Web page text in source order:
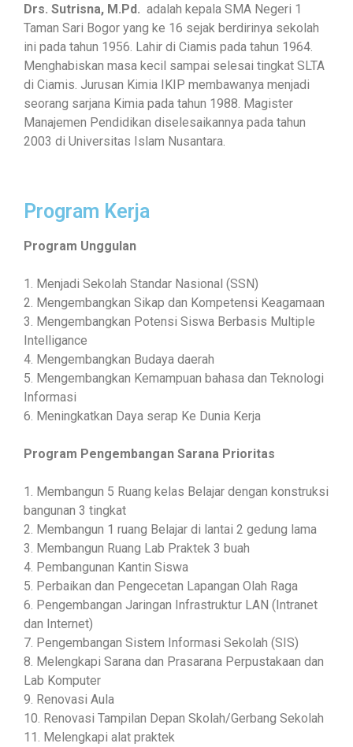
Drs. Sutrisna, M.Pd. adalah kepala SMA Negeri 1
Taman Sari Bogor yang ke 16 sejak berdirinya sekolah
ini pada tahun 1956. Lahir di Ciamis pada tahun 1964.
Menghabiskan masa kecil sampai selesai tingkat SLTA
di Ciamis. Jurusan Kimia IKIP membawanya menjadi
seorang sarjana Kimia pada tahun 1988. Magister
Manajemen Pendidikan diselesaikannya pada tahun
2003 di Universitas Islam Nusantara.
Program Kerja
Program Unggulan
1. Menjadi Sekolah Standar Nasional (SSN)
2. Mengembangkan Sikap dan Kompetensi Keagamaan
3. Mengembangkan Potensi Siswa Berbasis Multiple
Intelligance
4. Mengembangkan Budaya daerah
5. Mengembangkan Kemampuan bahasa dan Teknologi
Informasi
6. Meningkatkan Daya serap Ke Dunia Kerja
Program Pengembangan Sarana Prioritas
1. Membangun 5 Ruang kelas Belajar dengan konstruksi
bangunan 3 tingkat
2. Membangun 1 ruang Belajar di lantai 2 gedung lama
3. Membangun Ruang Lab Praktek 3 buah
4. Pembangunan Kantin Siswa
5. Perbaikan dan Pengecetan Lapangan Olah Raga
6. Pengembangan Jaringan Infrastruktur LAN (Intranet
dan Internet)
7. Pengembangan Sistem Informasi Sekolah (SIS)
8. Melengkapi Sarana dan Prasarana Perpustakaan dan
Lab Komputer
9. Renovasi Aula
10. Renovasi Tampilan Depan Skolah/Gerbang Sekolah
11. Melengkapi alat praktek